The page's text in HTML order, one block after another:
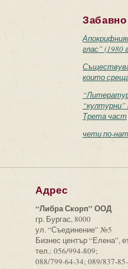
Забавно
глас” (1980
които
Трета част
чети по-
Адрес
“Либра Скорп” ООД
гр. Бургас, 8000
ул. “Съединение” №5
Бизнес център “Елена”,
тел.: 056/994-809;
088/799-64-34; 089/837-